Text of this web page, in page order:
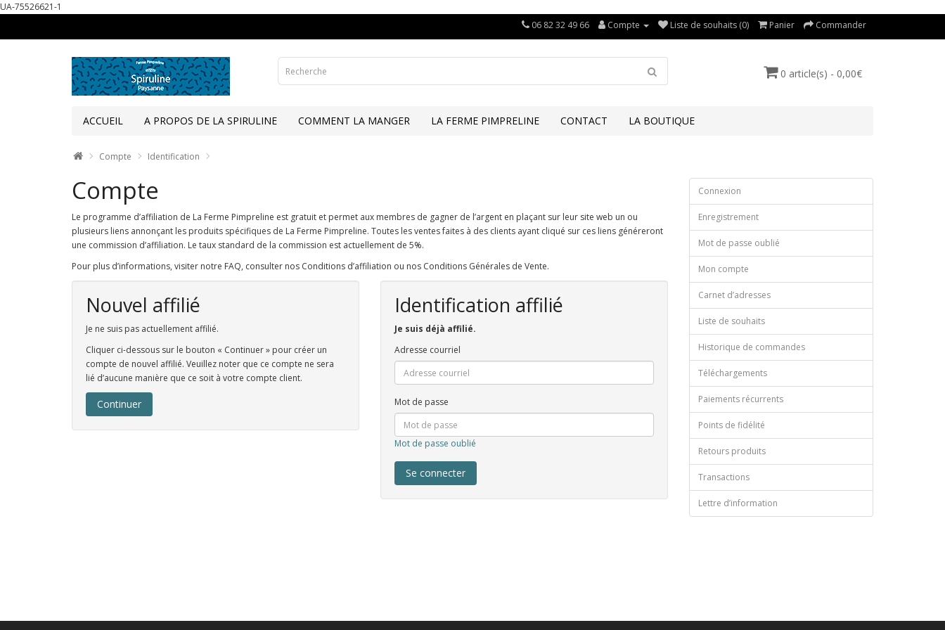
UA-75526621-1
06 82 32 49 66
Compte Liste de souhaits (0) Panier Commander
0 article(s) - 0,00€
ACCUEIL A PROPOS DE LA SPIRULINE COMMENT LA MANGER LA FERME PIMPRELINE CONTACT LA BOUTIQUE
Compte Identification
Compte
Le programme d’affiliation de La Ferme Pimpreline est gratuit et permet aux membres de gagner de l’argent en plaçant sur leur site web un ou
plusieurs liens annonçant les produits spécifiques de La Ferme Pimpreline. Toutes les ventes faites à des clients ayant cliqué sur ces liens généreront
une commission d’affiliation. Le taux standard de la commission est actuellement de 5%.
Pour plus d’informations, visiter notre FAQ, consulter nos Conditions d’affiliation ou nos Conditions Générales de Vente.
Nouvel affilié
Je ne suis pas actuellement affilié.
Cliquer ci-dessous sur le bouton « Continuer » pour créer un
compte de nouvel affilié. Veuillez noter que ce compte ne sera
lié d’aucune manière que ce soit à votre compte client.
Continuer
Identification affilié
Je suis déjà affilié.
Adresse courriel
Mot de passe
Mot de passe oublié
Connexion
Enregistrement
Mot de passe oublié
Mon compte
Carnet d’adresses
Liste de souhaits
Historique de commandes
Téléchargements
Paiements récurrents
Points de fidélité
Retours produits
Transactions
Lettre d’information